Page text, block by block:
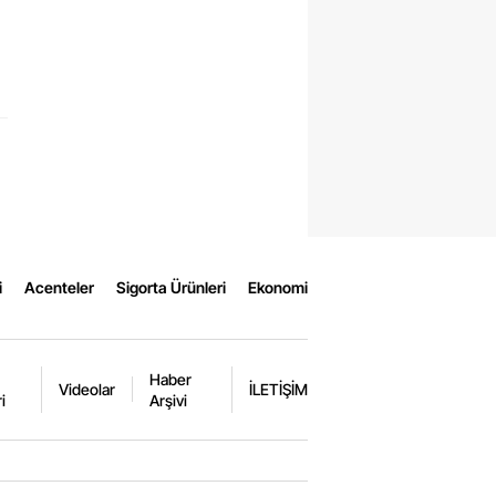
Acenteler Sigorta Ürünleri Ekonomi
Videolar
Haber
Arşivi
İLETİŞİM